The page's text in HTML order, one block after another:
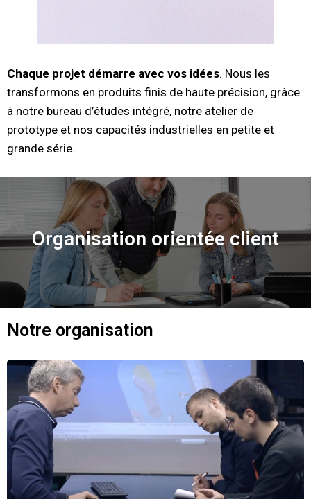
Chaque projet démarre avec vos idées. Nous les
transformons en produits finis de haute précision, grâce
à notre bureau d’études intégré, notre atelier de
prototype et nos capacités industrielles en petite et
grande série.
Organisation orientée client
Notre organisation